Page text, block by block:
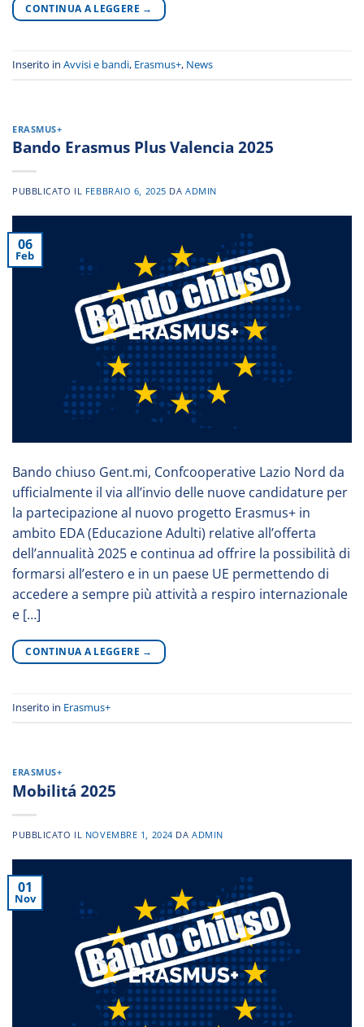
CONTINUA A LEGGERE →
Inserito in Avvisi e bandi, Erasmus+, News
ERASMUS+
Bando Erasmus Plus Valencia 2025
PUBBLICATO IL FEBBRAIO 6, 2025 DAADMIN
06
Feb
Bando chiuso Gent.mi, Confcooperative Lazio Nord da
ufficialmente il via all’invio delle nuove candidature per
la partecipazione al nuovo progetto Erasmus+ in
ambito EDA (Educazione Adulti) relative all’offerta
dell’annualità 2025 e continua ad offrire la possibilità di
formarsi all’estero e in un paese UE permettendo di
accedere a sempre più attività a respiro internazionale
e […]
CONTINUA A LEGGERE →
Inserito in Erasmus+
ERASMUS+
Mobilitá 2025
PUBBLICATO IL NOVEMBRE 1, 2024 DAADMIN
01
Nov